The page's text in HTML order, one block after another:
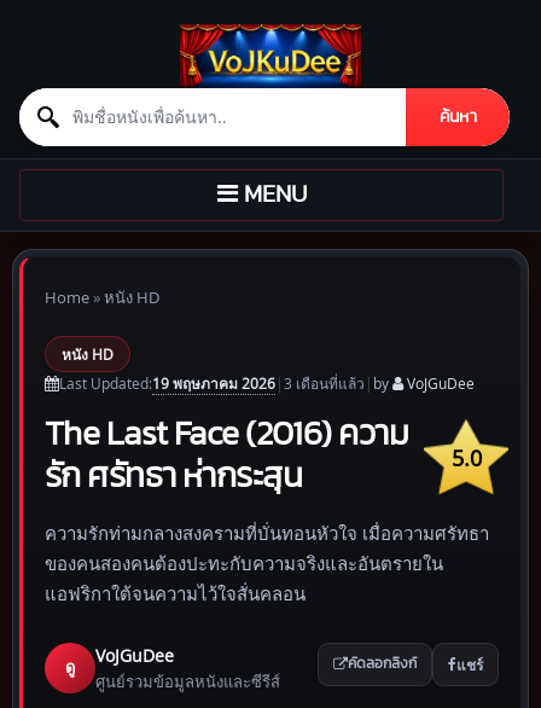
Search for:
ค้นหา
Skip to content
TOGGLE
NAVIGATION
MENU
Home»หนัง HD
หนัง HD
Last Updated:19 พฤษภาคม 2026|3 เดือนที่แล้ว | by VoJGuDee
5.0
The Last Face (2016) ความ
รัก ศรัทธา ห่ากระสุน
ความรักท่ามกลางสงครามที่บั่นทอนหัวใจ เมื่อความศรัทธา
ของคนสองคนต้องปะทะกับความจริงและอันตรายใน
แอฟริกาใต้จนความไว้ใจสั่นคลอน
ดู
VoJGuDee
ศูนย์รวมข้อมูลหนังและซีรีส์
คัดลอกลิงก์ แชร์